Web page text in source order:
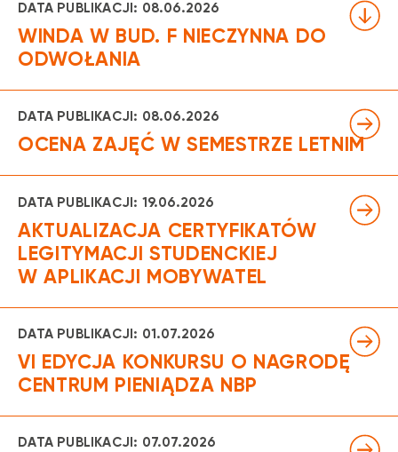
DATA PUBLIKACJI: 08.06.2026
WINDA W BUD. F NIECZYNNA DO
ODWOŁANIA
Informujemy, że z powodów technicznych, winda
w bud. F jest nieczynna do odwołania.
DATA PUBLIKACJI: 08.06.2026
OCENA ZAJĘĆ W SEMESTRZE LETNIM
DATA PUBLIKACJI: 19.06.2026
AKTUALIZACJA CERTYFIKATÓW
LEGITYMACJI STUDENCKIEJ
W APLIKACJI MOBYWATEL
DATA PUBLIKACJI: 01.07.2026
VI EDYCJA KONKURSU O NAGRODĘ
CENTRUM PIENIĄDZA NBP
DATA PUBLIKACJI: 07.07.2026